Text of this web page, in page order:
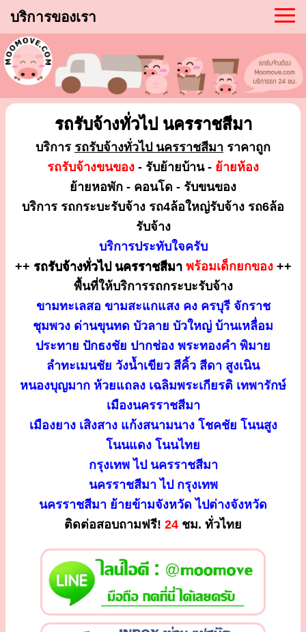
บริการของเรา
รถรับจ้างทั่วไป นครราชสีมา
บริการ รถรับจ้างทั่วไป นครราชสีมา ราคาถูก
รถรับจ้างขนของ - รับย้ายบ้าน - ย้ายห้อง
ย้ายหอพัก - คอนโด - รับขนของ
บริการ รถกระบะรับจ้าง รถ4ล้อใหญ่รับจ้าง รถ6ล้อ
รับจ้าง
บริการประทับใจครับ
++ รถรับจ้างทั่วไป นครราชสีมา พร้อมเด็กยกของ++
พื้นที่ให้บริการรถกระบะรับจ้าง
ขามทะเลสอ ขามสะแกแสง คง ครบุรี จักราช
ชุมพวง ด่านขุนทด บัวลาย บัวใหญ่ บ้านเหลื่อม
ประทาย ปักธงชัย ปากช่อง พระทองคำ พิมาย
ลำทะเมนชัย วังน้ำเขียว สีคิ้ว สีดา สูงเนิน
หนองบุญมาก ห้วยแถลง เฉลิมพระเกียรติ เทพารักษ์
เมืองนครราชสีมา
เมืองยาง เสิงสาง แก้งสนามนาง โชคชัย โนนสูง
โนนแดง โนนไทย
กรุงเทพ ไป นครราชสีมา
นครราชสีมา ไป กรุงเทพ
นครราชสีมา ย้ายข้ามจังหวัด ไปต่างจังหวัด
ติดต่อสอบถามฟรี! 24 ชม. ทั่วไทย